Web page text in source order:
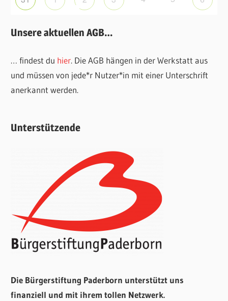
Unsere aktuellen AGB…
… findest du hier. Die AGB hängen in der Werkstatt aus
und müssen von jede*r Nutzer*in mit einer Unterschrift
anerkannt werden.
Unterstützende
Die Bürgerstiftung Paderborn unterstützt uns
finanziell und mit ihrem tollen Netzwerk.